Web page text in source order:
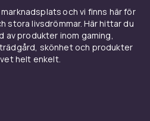
sitter på plats,
att erbjuda våra
sätt. Se alla
perfekta
behov. Shoppa nu och
och vi finns här för
stora livsdrömmar. Här hittar du
produkter inom gaming,
skönhet och produkter
helt enkelt.